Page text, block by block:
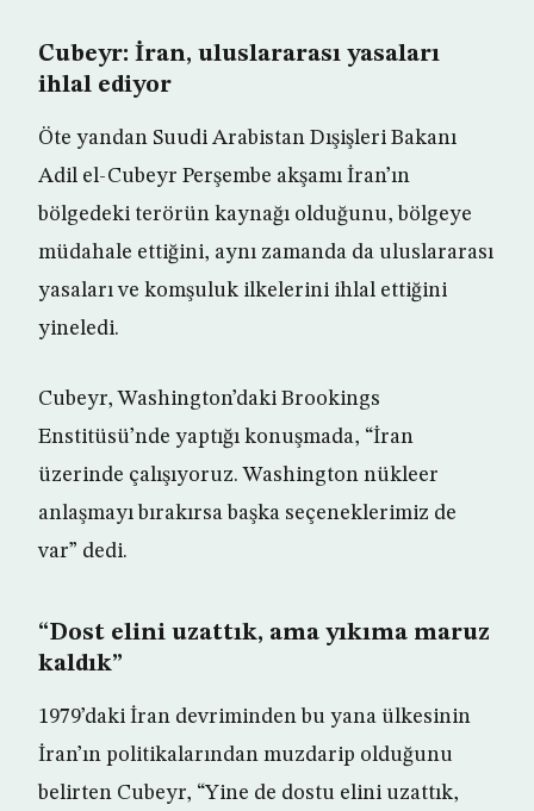
Cubeyr: İran, uluslararası yasaları
ihlal ediyor
Öte yandan Suudi Arabistan Dışişleri Bakanı
Adil el-Cubeyr Perşembe akşamı İran’ın
bölgedeki terörün kaynağı olduğunu, bölgeye
müdahale ettiğini, aynı zamanda da uluslararası
yasaları ve komşuluk ilkelerini ihlal ettiğini
yineledi.
Cubeyr, Washington’daki Brookings
Enstitüsü’nde yaptığı konuşmada, “İran
üzerinde çalışıyoruz. Washington nükleer
anlaşmayı bırakırsa başka seçeneklerimiz de
var” dedi.
“Dost elini uzattık, ama yıkıma maruz
kaldık”
1979’daki İran devriminden bu yana ülkesinin
İran’ın politikalarından muzdarip olduğunu
belirten Cubeyr, “Yine de dostu elini uzattık,